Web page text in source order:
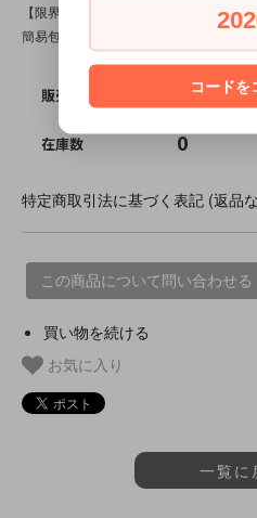
【限界個数】は【5個/点】･【送料】は
簡易包装です。
販売価格 SOLD
在庫数 0
特定商取引法に基づく表記 (返品
この商品について問い合わせる
買い物を続ける
お気に入り
一覧に
コードを